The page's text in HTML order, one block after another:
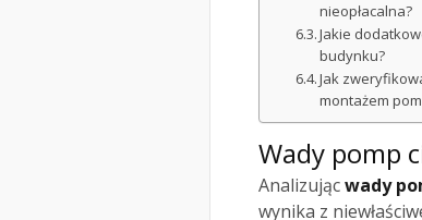
nieopłacalna?
Jakie
budynku?
Jak
montażem
Wady pomp
Analizującwady
wynika z